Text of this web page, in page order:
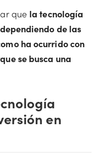
que la tecnología
de las
ha ocurrido con
se busca una
en